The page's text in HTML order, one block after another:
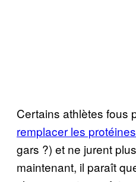
Certains athlètes fous
remplacer les
gars ?) et ne jurent
maintenant, il paraît